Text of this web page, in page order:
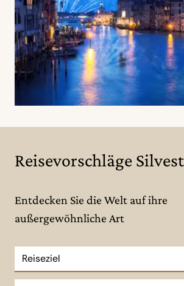
Reisevorschläge
Entdecken Sie die Welt auf ihre
außergewöhnliche Art
Reiseziel